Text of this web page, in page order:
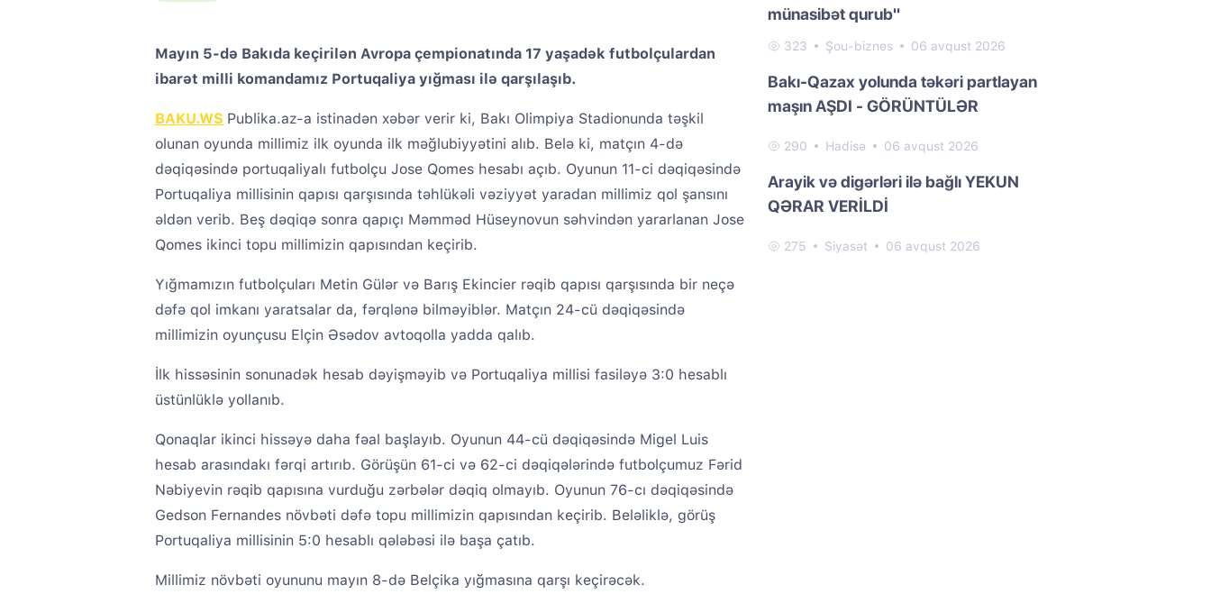
Mayın 5-də Bakıda keçirilən Avropa çempionatında 17 yaşadək futbolçulardan
ibarət milli komandamız Portuqaliya yığması ilə qarşılaşıb.
BAKU.WS Publika.az-a istinadən xəbər verir ki, Bakı Olimpiya Stadionunda təşkil
olunan oyunda millimiz ilk oyunda ilk məğlubiyyətini alıb. Belə ki, matçın 4-də
dəqiqəsində portuqaliyalı futbolçu Jose Qomes hesabı açıb. Oyunun 11-ci dəqiqəsində
Portuqaliya millisinin qapısı qarşısında təhlükəli vəziyyət yaradan millimiz qol şansını
əldən verib. Beş dəqiqə sonra qapıçı Məmməd Hüseynovun səhvindən yararlanan Jose
Qomes ikinci topu millimizin qapısından keçirib.
Yığmamızın futbolçuları Metin Gülər və Barış Ekincier rəqib qapısı qarşısında bir neçə
dəfə qol imkanı yaratsalar da, fərqlənə bilməyiblər. Matçın 24-cü dəqiqəsində
millimizin oyunçusu Elçin Əsədov avtoqolla yadda qalıb.
İlk hissəsinin sonunadək hesab dəyişməyib və Portuqaliya millisi fasiləyə 3:0 hesablı
üstünlüklə yollanıb.
Qonaqlar ikinci hissəyə daha fəal başlayıb. Oyunun 44-cü dəqiqəsində Migel Luis
hesab arasındakı fərqi artırıb. Görüşün 61-ci və 62-ci dəqiqələrində futbolçumuz Fərid
Nəbiyevin rəqib qapısına vurduğu zərbələr dəqiq olmayıb. Oyunun 76-cı dəqiqəsində
Gedson Fernandes növbəti dəfə topu millimizin qapısından keçirib. Beləliklə, görüş
Portuqaliya millisinin 5:0 hesablı qələbəsi ilə başa çatıb.
Millimiz növbəti oyununu mayın 8-də Belçika yığmasına qarşı keçirəcək.
münasibət qurub"
323 Şou-biznes 06 avqust 2026
Bakı-Qazax yolunda təkəri partlayan
maşın AŞDI - GÖRÜNTÜLƏR
290 Hadisə 06 avqust 2026
Arayik və digərləri ilə bağlı YEKUN
QƏRAR VERİLDİ
275 Siyasət 06 avqust 2026